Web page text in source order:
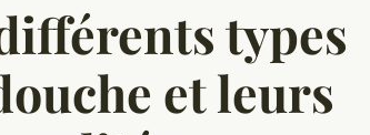
types
et leurs